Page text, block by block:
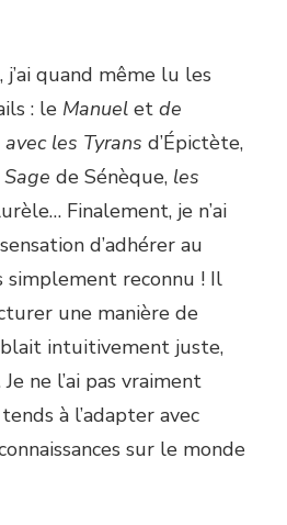
quand même lu les
: le Manuel et de
les Tyrans d’Épictète,
de Sénèque, les
Finalement, je n’ai
d’adhérer au
simplement reconnu ! Il
une manière de
intuitivement juste,
ne l’ai pas vraiment
à l’adapter avec
sur le monde